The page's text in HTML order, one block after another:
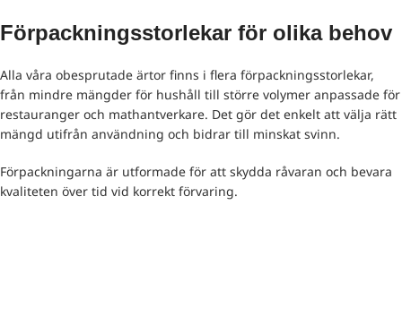
Förpackningsstorlekar för olika behov
Alla våra obesprutade ärtor finns i flera förpackningsstorlekar,
från mindre mängder för hushåll till större volymer anpassade för
restauranger och mathantverkare. Det gör det enkelt att välja rätt
mängd utifrån användning och bidrar till minskat svinn.
Förpackningarna är utformade för att skydda råvaran och bevara
kvaliteten över tid vid korrekt förvaring.